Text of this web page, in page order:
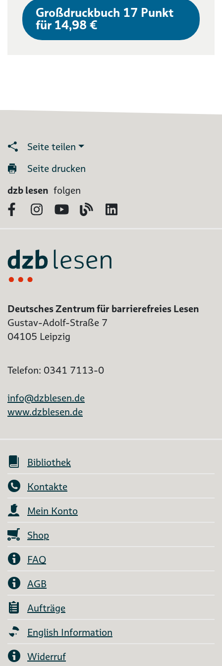
Großdruckbuch 17 Punkt
für 14,98 €
Seite teilen
Seite drucken
dzb lesen folgen
FacebookInstagram
YouTubeBlog
Deutsches Zentrum für barrierefreies Lesen
Gustav-Adolf-Straße 7
04105 Leipzig
Telefon: 0341 7113-0
info@dzblesen.de
www.dzblesen.de
Bibliothek
Kontakte
Mein Konto
Shop
FAQ
AGB
Aufträge
English Information
Widerruf